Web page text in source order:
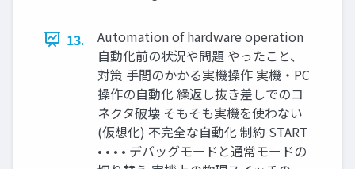
13.
Automation of hardware operation
自動化前の状況や問題 やったこと、
対策 手間のかかる実機操作 実機・PC
操作の自動化 繰返し抜き差しでのコ
ネクタ破壊 そもそも実機を使わない
(仮想化) 不完全な自動化 制約 START
• • • • デバッグモードと通常モードの